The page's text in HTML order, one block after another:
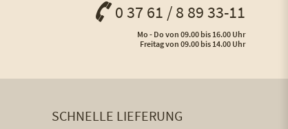
0 37 61 / 8 89 33-11
Mo - Do von 09.00 bis 16.00 Uhr
Freitag von 09.00 bis 14.00 Uhr
SCHNELLE LIEFERUNG